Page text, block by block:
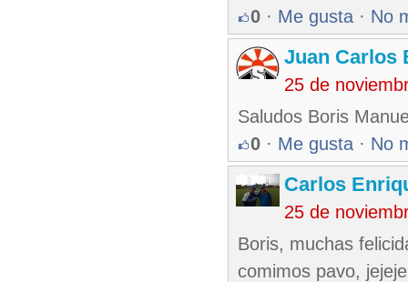
0 · Me gusta · No
Juan Carlos
25 de
Saludos Boris
0 · Me gusta · No
Carlos
25 de
Boris, muchas
comimos pavo, jejeje